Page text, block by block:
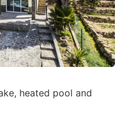
heated pool and